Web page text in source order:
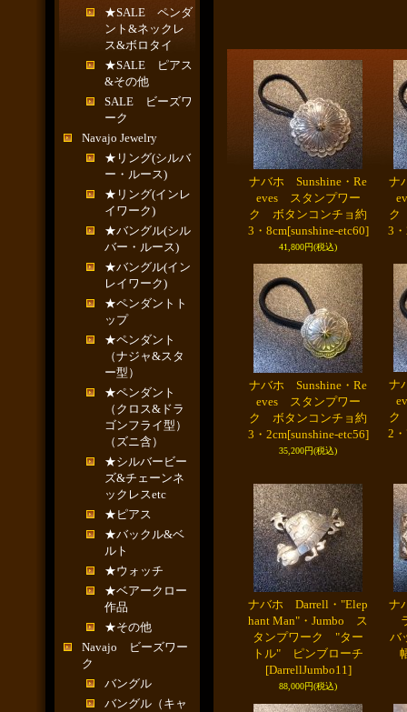
★SALE ペンダ
ント&ネックレ
ス&ボロタイ
★SALE ピアス
&その他
SALE ビーズワ
ーク
Navajo Jewelry
★リング(シルバ
ー・ルース)
★リング(インレ
イワーク)
★バングル(シル
バー・ルース)
★バングル(イン
レイワーク)
★ペンダントト
ップ
★ペンダント
（ナジャ&スタ
ー型）
★ペンダント
（クロス&ドラ
ゴンフライ型）
（ズニ含）
★シルバービー
ズ&チェーンネ
ックレスetc
★ピアス
★バックル&ベ
ルト
★ウォッチ
★ベアークロー
作品
★その他
Navajo ビーズワー
ク
バングル
バングル（キャ
ナバホ Sunshine・Re
eves スタンプワー
ク ボタンコンチョ約
3・8cm[sunshine-etc60]
41,800円(税込)
ナ
ク
3
ナバホ Sunshine・Re
eves スタンプワー
ク ボタンコンチョ約
3・2cm[sunshine-etc56]
35,200円(税込)
ナ
ク
2
ナバホ Darrell・"Elep
hant Man"・Jumbo ス
タンプワーク "ター
トル" ピンブローチ
[DarrellJumbo11]
88,000円(税込)
ナ
バ